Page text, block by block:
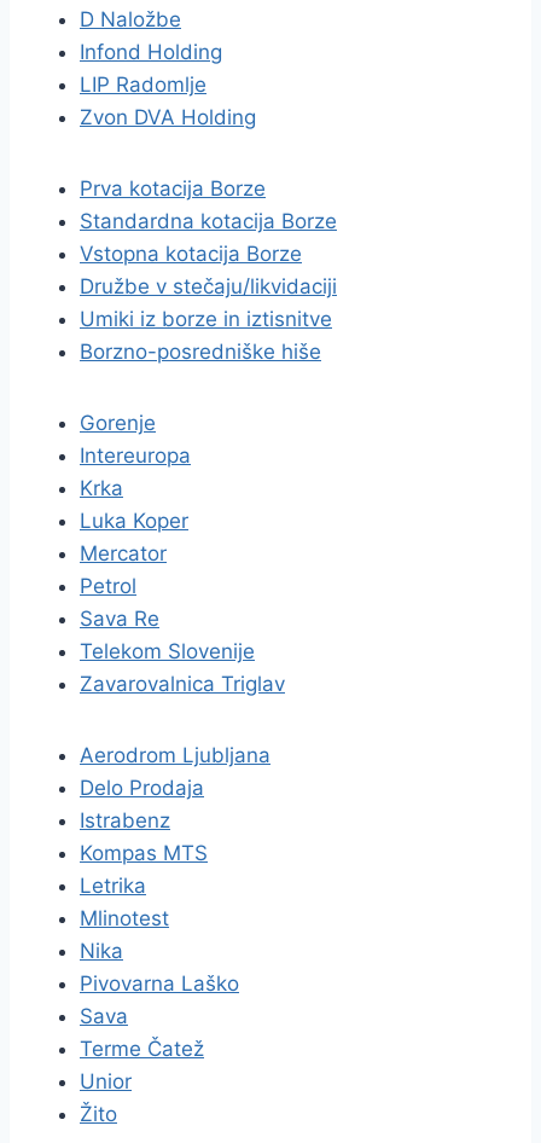
D Naložbe
Infond Holding
LIP Radomlje
Zvon DVA Holding
Prva kotacija Borze
Standardna kotacija Borze
Vstopna kotacija Borze
Družbe v stečaju/likvidaciji
Umiki iz borze in iztisnitve
Borzno-posredniške hiše
Gorenje
Intereuropa
Krka
Luka Koper
Mercator
Petrol
Sava Re
Telekom Slovenije
Zavarovalnica Triglav
Aerodrom Ljubljana
Delo Prodaja
Istrabenz
Kompas MTS
Letrika
Mlinotest
Nika
Pivovarna Laško
Sava
Terme Čatež
Unior
Žito